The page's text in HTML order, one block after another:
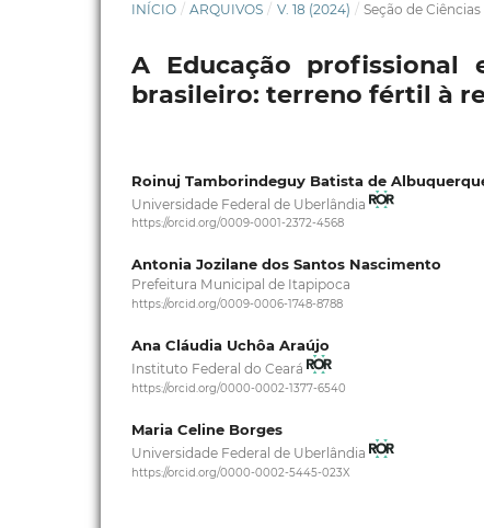
INÍCIO / ARQUIVOS / V. 18 (2024) / Seção de
A Educação profissional
brasileiro: terreno fértil à
Roinuj Tamborindeguy Batista de
Universidade Federal de Uberlândia
https://orcid.org/0009-0001-2372-4568
Antonia Jozilane dos Santos Nascimento
Prefeitura Municipal de Itapipoca
https://orcid.org/0009-0006-1748-8788
Ana Cláudia Uchôa Araújo
Instituto Federal do Ceará
https://orcid.org/0000-0002-1377-6540
Maria Celine Borges
Universidade Federal de Uberlândia
https://orcid.org/0000-0002-5445-023X